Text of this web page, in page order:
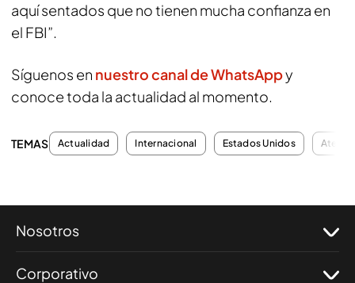
aquí sentados que no tienen mucha confianza en
el FBI”.
Síguenos en nuestro canal de WhatsAppy
conoce toda la actualidad al momento.
TEMAS Actualidad Internacional Estados Unidos
Nosotros
Corporativo